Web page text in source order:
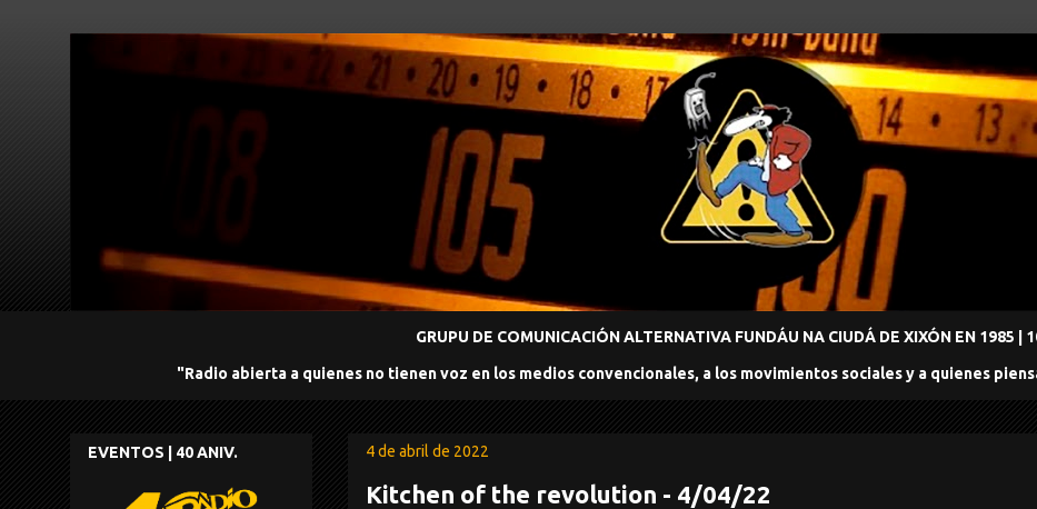
GRUPU DE COMUNICACIÓN ALTERNATIVA FUNDÁU NA CIUDÁ DE XIXÓN EN 1985 |
"Radio abierta a quienes no tienen voz en los medios convencionales, a los movimientos sociales y a quienes
4 de abril de 2022
Kitchen of the revolution - 4/04/22
EVENTOS | 40 ANIV.